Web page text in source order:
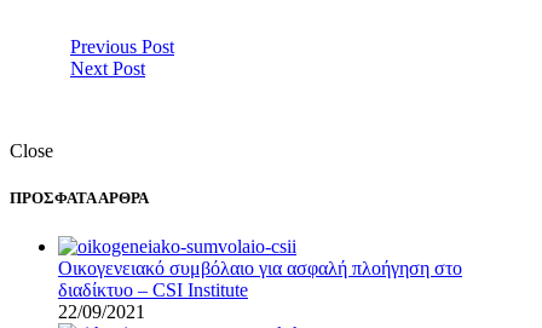
Previous Post
Next Post
Close
ΠΡΟΣΦΑΤΑ ΑΡΘΡΑ
Οικογενειακό συμβόλαιο για ασφαλή πλοήγηση στο
διαδίκτυο – CSI Institute
22/09/2021